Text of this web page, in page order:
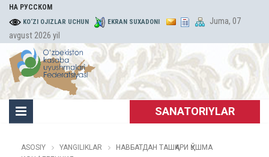
НА РУССКОМ
KO‘ZI OJIZLAR UCHUN EKRAN SUXADONI
Juma, 07
avgust 2026 yil
SANATORIYLAR
ASOSIY YANGILIKLAR
НАВБАТДАН ТАШҚАРИ ҚЎШМА